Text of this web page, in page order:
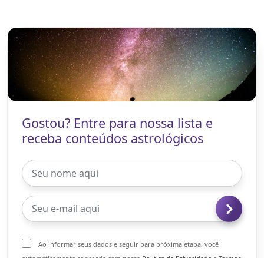
Gostou? Entre para nossa lista e
receba conteúdos astrológicos
Ao informar seus dados e seguir para próxima etapa, você